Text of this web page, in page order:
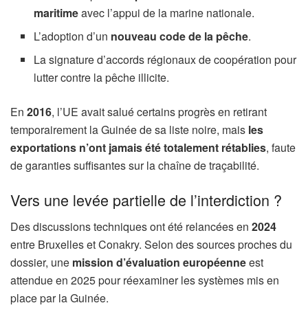
maritimeavec l’appui de la marine nationale.
L’adoption d’un nouveau code de la pêche.
La signature d’accords régionaux de coopération pour
lutter contre la pêche illicite.
En 2016, l’UE avait salué certains progrès en retirant
temporairement la Guinée de sa liste noire, mais les
exportations n’ont jamais été totalement rétablies, faute
de garanties suffisantes sur la chaîne de traçabilité.
Vers une levée partielle de l’interdiction ?
Des discussions techniques ont été relancées en 2024
entre Bruxelles et Conakry. Selon des sources proches du
dossier, une mission d’évaluation européenneest
attendue en 2025 pour réexaminer les systèmes mis en
place par la Guinée.